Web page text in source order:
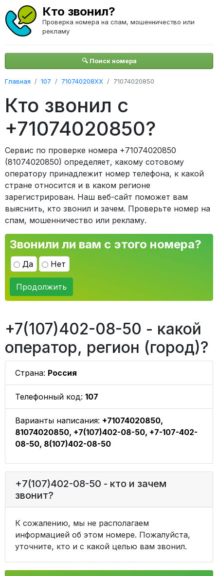
Кто звонил?
Проверка номера на спам, мошенничество или
рекламу
🔍 Поиск номера
Главная 107 710740208XX 71074020850
Кто звонил с
+71074020850?
Сервис по проверке номера +71074020850
(81074020850) определяет, какому сотовому
оператору принадлежит номер телефона, к какой
стране относится и в каком регионе
зарегистрирован. Наш веб-сайт поможет вам
выяснить, кто звонил и зачем. Проверьте номер на
спам, мошенничество или рекламу.
Звонили ли вам с этого номера?
Да Нет
Продолжить
+7(107)402-08-50 - какой
оператор, регион (город)?
Страна: Россия
Телефонный код: 107
Варианты написания: +71074020850,
81074020850, +7(107)402-08-50, +7-107-402-
08-50, 8(107)402-08-50
+7(107)402-08-50 - кто и зачем
звонит?
К сожалению, мы не располагаем
информацией об этом номере. Пожалуйста,
уточните, кто и с какой целью вам звонил.